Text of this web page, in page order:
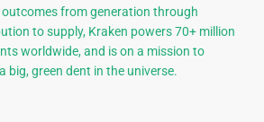
outcomes from generation through
to supply, Kraken powers 70+ million
worldwide, and is on a mission to
big, green dent in the universe.